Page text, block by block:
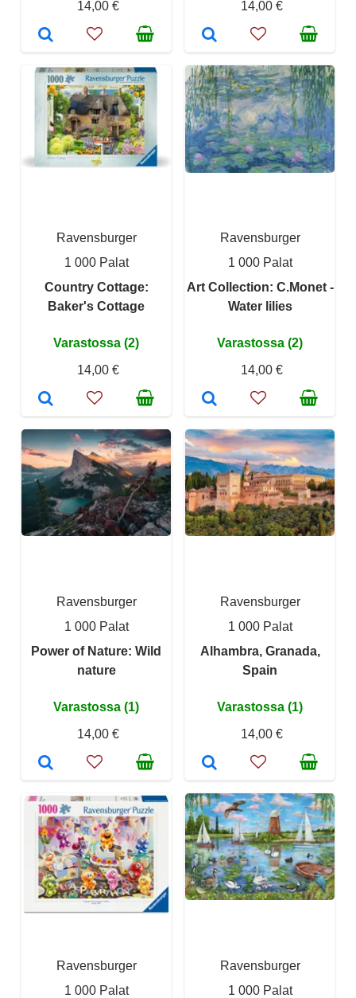
14,00 € 14,00 €
Ravensburger
1 000 Palat
Country Cottage:
Baker's Cottage
Varastossa (2)
14,00 €
Ravensburger
1 000 Palat
Art Collection: C.Monet -
Water lilies
Varastossa (2)
14,00 €
Ravensburger
1 000 Palat
Power of Nature: Wild
nature
Varastossa (1)
14,00 €
Ravensburger
1 000 Palat
Alhambra, Granada,
Spain
Varastossa (1)
14,00 €
Ravensburger
1 000 Palat
Ravensburger
1 000 Palat